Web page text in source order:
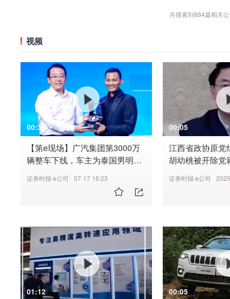
共搜索到884篇相关
视频
00:32
【第e现场】广汽集团第3000万
辆整车下线，车主为泰国男明星
证券时报·e公司 07-17 16:23
00:05
江西省政协原党
胡幼桃被开除党
证券时报·e公司
01:12 00:05